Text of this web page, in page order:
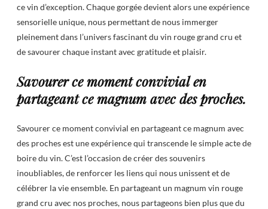
ce vin d’exception. Chaque gorgée devient alors une expérience
sensorielle unique, nous permettant de nous immerger
pleinement dans l’univers fascinant du vin rouge grand cru et
de savourer chaque instant avec gratitude et plaisir.
Savourer ce moment convivial en
partageant ce magnum avec des proches.
Savourer ce moment convivial en partageant ce magnum avec
des proches est une expérience qui transcende le simple acte de
boire du vin. C’est l’occasion de créer des souvenirs
inoubliables, de renforcer les liens qui nous unissent et de
célébrer la vie ensemble. En partageant un magnum vin rouge
grand cru avec nos proches, nous partageons bien plus que du